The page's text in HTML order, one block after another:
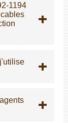
1194